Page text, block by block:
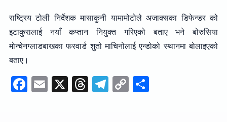
राष्ट्रिय टोली निर्देशक मासाकुनी यामामोटोले अजाक्सका डिफेन्डर को
इटाकुरालाई नयाँ कप्तान नियुक्त गरिएको बताए भने बोरुसिया
मोन्चेनग्लाडबाखका फरवार्ड शुतो माचिनोलाई एन्डोको स्थानमा बोलाइएको
बताए।
F E X T T C S